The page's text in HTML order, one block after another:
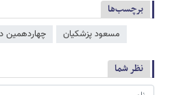
برچسب‌ها
مسعود پزشکیان چهاردهمین
نظر شما